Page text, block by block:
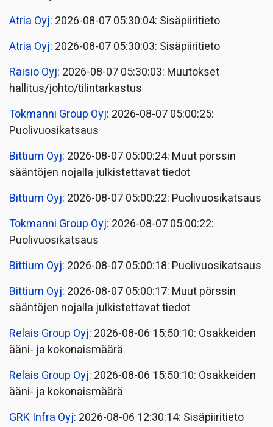
Atria Oyj: 2026-08-07 05:30:04: Sisäpiiritieto
Atria Oyj: 2026-08-07 05:30:03: Sisäpiiritieto
Raisio Oyj: 2026-08-07 05:30:03: Muutokset
hallitus/johto/tilintarkastus
Tokmanni Group Oyj: 2026-08-07 05:00:25:
Puolivuosikatsaus
Bittium Oyj: 2026-08-07 05:00:24: Muut pörssin
sääntöjen nojalla julkistettavat tiedot
Bittium Oyj: 2026-08-07 05:00:22: Puolivuosikatsaus
Tokmanni Group Oyj: 2026-08-07 05:00:22:
Puolivuosikatsaus
Bittium Oyj: 2026-08-07 05:00:18: Puolivuosikatsaus
Bittium Oyj: 2026-08-07 05:00:17: Muut pörssin
sääntöjen nojalla julkistettavat tiedot
Relais Group Oyj: 2026-08-06 15:50:10: Osakkeiden
ääni- ja kokonaismäärä
Relais Group Oyj: 2026-08-06 15:50:10: Osakkeiden
ääni- ja kokonaismäärä
GRK Infra Oyj: 2026-08-06 12:30:14: Sisäpiiritieto